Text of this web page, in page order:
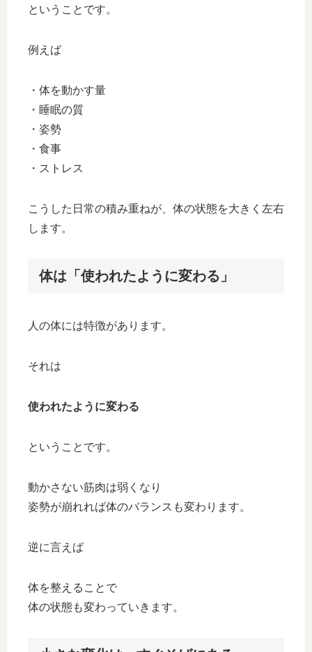
ということです。
例えば
・体を動かす量
・睡眠の質
・姿勢
・食事
・ストレス
こうした日常の積み重ねが、体の状態を大きく左右
します。
体は「使われたように変わる」
人の体には特徴があります。
それは
使われたように変わる
ということです。
動かさない筋肉は弱くなり
姿勢が崩れれば体のバランスも変わります。
逆に言えば
体を整えることで
体の状態も変わっていきます。